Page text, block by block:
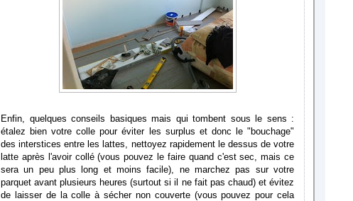
Enfin, quelques conseils basiques mais qui tombent sous le sens :
étalez bien votre colle pour éviter les surplus et donc le "bouchage"
des interstices entre les lattes, nettoyez rapidement le dessus de votre
latte après l'avoir collé (vous pouvez le faire quand c'est sec, mais ce
sera un peu plus long et moins facile), ne marchez pas sur votre
parquet avant plusieurs heures (surtout si il ne fait pas chaud) et évitez
de laisser de la colle à sécher non couverte (vous pouvez pour cela